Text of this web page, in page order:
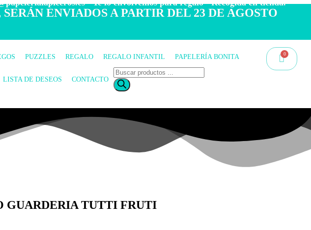
- Te lo envolvemos para regalo - Recogida en tienda.
ENVIADOS A PARTIR DEL 23 DE AGOSTO
PUZZLES REGALO REGALO INFANTIL PAPELERÍA BONITA
LISTA DE DESEOS CONTACTO
GUARDERIA TUTTI FRUTI